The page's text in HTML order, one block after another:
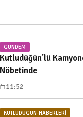
GÜNDEM
Kutludüğün'lü
Nöbetinde
11:52
KUTLUDUGUN-HABERLERI